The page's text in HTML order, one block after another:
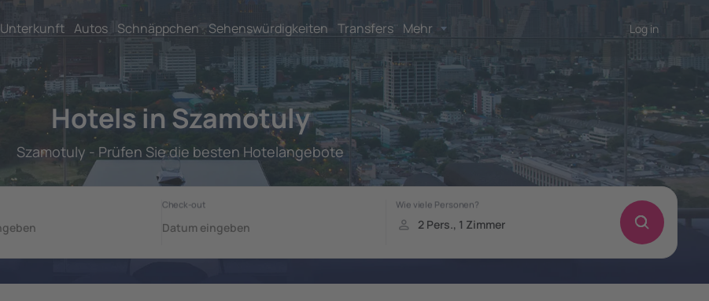
Unterkunft Autos Schnäppchen Sehenswürdigkeiten Transfers Mehr Log in
Hotels in Szamotuly
Szamotuly - Prüfen Sie die besten Hotelangebote